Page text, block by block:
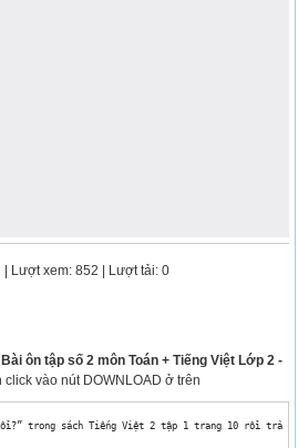
| Lượt xem: 852 | Lượt tải: 0
Bài ôn tập số 2 môn Toán + Tiếng Việt Lớp 2 -
click vào nút DOWNLOAD ở trên
rồi?” trong sách Tiếng Việt 2 tập 1 trang 10 rồi trả